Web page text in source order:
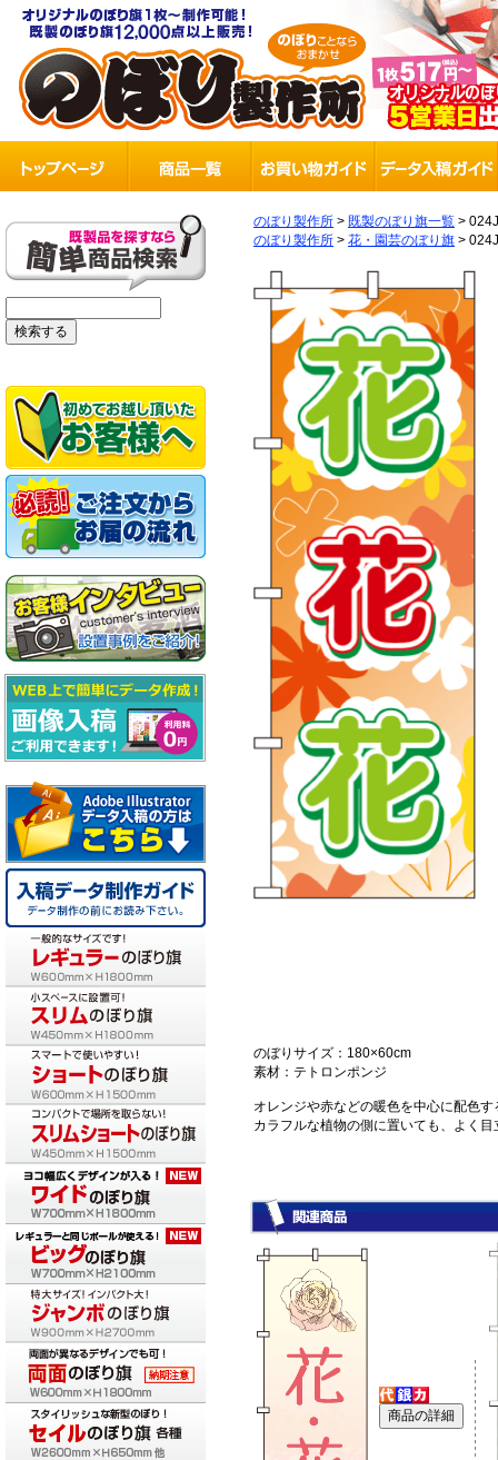
のぼり製作所 > 既製のぼり旗一覧 >
のぼり製作所 > 花・園芸のぼり旗 >
のぼりサイズ：180×60cm
素材：テトロンポンジ
オレンジや赤などの暖色を中心に配色
カラフルな植物の側に置いても、よく